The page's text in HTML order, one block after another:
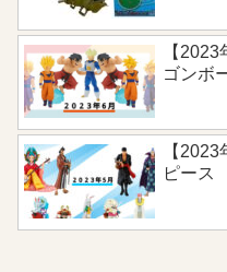
【
ゴンボ
【
ピース